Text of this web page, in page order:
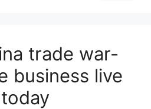
trade war-
business live